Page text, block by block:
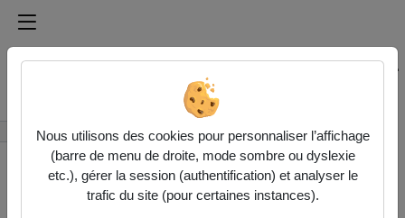
Médiathèque de l'université Paris
Rechercher un média sur Médiathèque de l'université
Accueil Vidéos
Nous utilisons des cookies pour personnaliser l’affichage
(barre de menu de droite, mode sombre ou dyslexie
etc.), gérer la session (authentification) et analyser le
trafic du site (pour certaines instances).